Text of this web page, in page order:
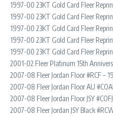
1997-00 23KT Gold Card Fleer
1997-00 23KT Gold Card Fleer
1997-00 23KT Gold Card Fleer
1997-00 23KT Gold Card Fleer
1997-00 23KT Gold Card Fleer
2001-02 Fleer Platinum 15th
2007-08 Fleer Jordan Floor #RCF –
2007-08 Fleer Jordan Floor AU
2007-08 Fleer Jordan Floor JSY
2007-08 Fleer Jordan JSY Black